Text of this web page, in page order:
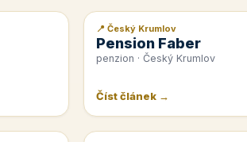
📰 PR článek
📍 Český Krumlov
Pension Faber
penzion · Český Krumlov
Číst článek →